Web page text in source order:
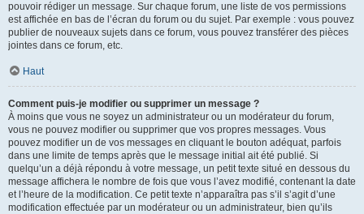
pouvoir rédiger un message. Sur chaque forum, une liste de vos permissions
est affichée en bas de l’écran du forum ou du sujet. Par exemple : vous pouvez
publier de nouveaux sujets dans ce forum, vous pouvez transférer des pièces
jointes dans ce forum, etc.
Haut
Comment puis-je modifier ou supprimer un message ?
À moins que vous ne soyez un administrateur ou un modérateur du forum,
vous ne pouvez modifier ou supprimer que vos propres messages. Vous
pouvez modifier un de vos messages en cliquant le bouton adéquat, parfois
dans une limite de temps après que le message initial ait été publié. Si
quelqu’un a déjà répondu à votre message, un petit texte situé en dessous du
message affichera le nombre de fois que vous l’avez modifié, contenant la date
et l’heure de la modification. Ce petit texte n’apparaîtra pas s’il s’agit d’une
modification effectuée par un modérateur ou un administrateur, bien qu’ils